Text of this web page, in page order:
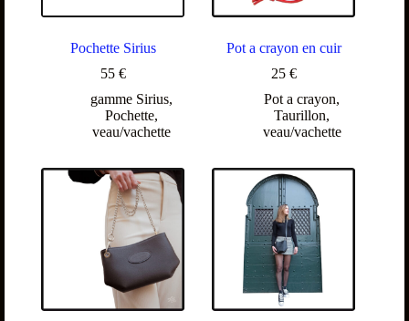
Pochette Sirius
55 €
gamme Sirius,
Pochette,
veau/vachette
Pot a crayon en cuir
25 €
Pot a crayon,
Taurillon,
veau/vachette